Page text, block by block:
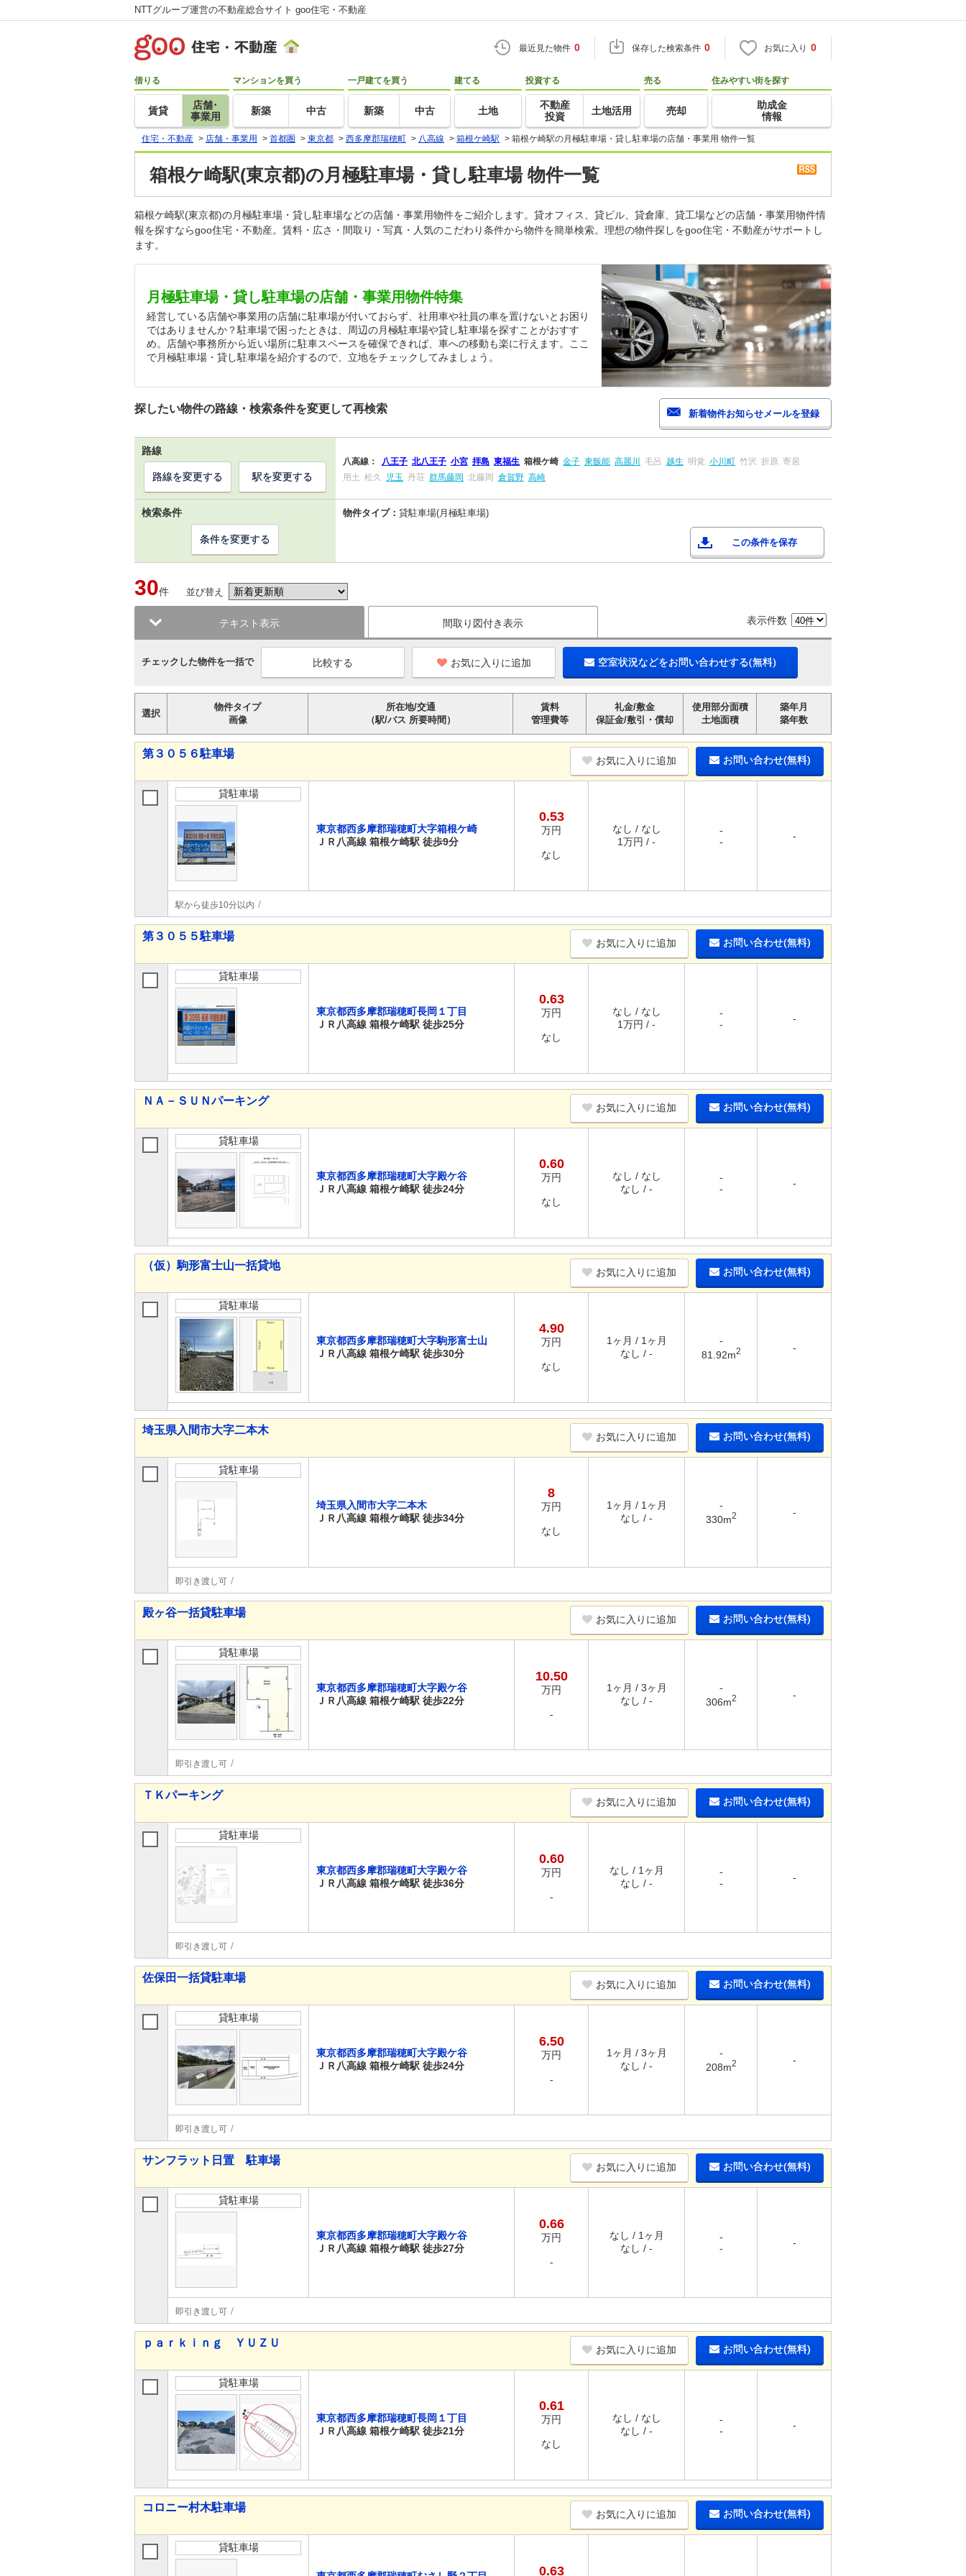
NTTグループ運営の不動産総合サイト goo住宅・不動産
最近見た物件 0 保存した検索条件 0 お気に入り 0
借りる
賃貸
店舗･
事業用
マンションを買う
新築 中古
一戸建てを買う
新築 中古
建てる
土地
投資する
不動産
投資
土地活用
売る
売却
住みやすい街を探す
助成金
情報
住宅・不動産 > 店舗・事業用 > 首都圏 > 東京都 > 西多摩郡瑞穂町 > 八高線 > 箱根ケ崎駅 > 箱根ケ崎駅の月極駐車場・貸し駐車場の店舗・事業用 物件一覧
箱根ケ崎駅(東京都)の月極駐車場・貸し駐車場 物件一覧
箱根ケ崎駅(東京都)の月極駐車場・貸し駐車場などの店舗・事業用物件をご紹介します。貸オフィス、貸ビル、貸倉庫、貸工場などの店舗・事業用物件情
報を探すならgoo住宅・不動産。賃料・広さ・間取り・写真・人気のこだわり条件から物件を簡単検索。理想の物件探しをgoo住宅・不動産がサポートし
ます。
月極駐車場・貸し駐車場の店舗・事業用物件特集
経営している店舗や事業用の店舗に駐車場が付いておらず、社用車や社員の車を置けないとお困り
ではありませんか？駐車場で困ったときは、周辺の月極駐車場や貸し駐車場を探すことがおすす
め。店舗や事務所から近い場所に駐車スペースを確保できれば、車への移動も楽に行えます。ここ
で月極駐車場・貸し駐車場を紹介するので、立地をチェックしてみましょう。
探したい物件の路線・検索条件を変更して再検索
路線
八高線： 八王子 北八王子 小宮 拝島 東福生 箱根ケ崎 金子 東飯能 高麗川 毛呂 越生 明覚 小川町 竹沢 折原 寄居
用土 松久 児玉 丹荘 群馬藤岡 北藤岡 倉賀野 高崎
路線を変更する 駅を変更する
検索条件 物件タイプ： 貸駐車場(月極駐車場)
この条件を保存
条件を変更する
30件 並び替え
テキスト表示 間取り図付き表示 表示件数
チェックした物件を一括で お気に入りに追加 空室状況などをお問い合わせする(無料)
選択
物件タイプ
画像
所在地/交通
（駅/バス 所要時間）
賃料
管理費等
礼金/敷金
保証金/敷引・償却
使用部分面積
土地面積
築年月
築年数
第３０５６駐車場
お気に入りに追加 お問い合わせ(無料)
貸駐車場
東京都西多摩郡瑞穂町大字箱根ケ崎
ＪＲ八高線 箱根ケ崎駅 徒歩9分
0.53
万円
なし
なし / なし
1万円 / -
-
-
-
駅から徒歩10分以内
第３０５５駐車場
お気に入りに追加 お問い合わせ(無料)
貸駐車場
東京都西多摩郡瑞穂町長岡１丁目
ＪＲ八高線 箱根ケ崎駅 徒歩25分
0.63
万円
なし
なし / なし
1万円 / -
-
-
-
ＮＡ－ＳＵＮパーキング
お気に入りに追加 お問い合わせ(無料)
貸駐車場
東京都西多摩郡瑞穂町大字殿ケ谷
ＪＲ八高線 箱根ケ崎駅 徒歩24分
0.60
万円
なし
なし / なし
なし / -
-
-
-
（仮）駒形富士山一括貸地
お気に入りに追加 お問い合わせ(無料)
貸駐車場
東京都西多摩郡瑞穂町大字駒形富士山
ＪＲ八高線 箱根ケ崎駅 徒歩30分
4.90
万円
なし
1ヶ月 / 1ヶ月
なし / -
-
81.92m2 -
埼玉県入間市大字二本木
お気に入りに追加 お問い合わせ(無料)
貸駐車場
埼玉県入間市大字二本木
ＪＲ八高線 箱根ケ崎駅 徒歩34分
8
万円
なし
1ヶ月 / 1ヶ月
なし / -
-
330m2 -
即引き渡し可
殿ヶ谷一括貸駐車場
お気に入りに追加 お問い合わせ(無料)
貸駐車場
東京都西多摩郡瑞穂町大字殿ケ谷
ＪＲ八高線 箱根ケ崎駅 徒歩22分
10.50
万円
-
1ヶ月 / 3ヶ月
なし / -
-
306m2 -
即引き渡し可
ＴＫパーキング
お気に入りに追加 お問い合わせ(無料)
貸駐車場
東京都西多摩郡瑞穂町大字殿ケ谷
ＪＲ八高線 箱根ケ崎駅 徒歩36分
0.60
万円
-
なし / 1ヶ月
なし / -
-
-
-
即引き渡し可
佐保田一括貸駐車場
お気に入りに追加 お問い合わせ(無料)
貸駐車場
東京都西多摩郡瑞穂町大字殿ケ谷
ＪＲ八高線 箱根ケ崎駅 徒歩24分
6.50
万円
-
1ヶ月 / 3ヶ月
なし / -
-
208m2 -
即引き渡し可
サンフラット日置 駐車場
お気に入りに追加 お問い合わせ(無料)
貸駐車場
東京都西多摩郡瑞穂町大字殿ケ谷
ＪＲ八高線 箱根ケ崎駅 徒歩27分
0.66
万円
-
なし / 1ヶ月
なし / -
-
-
-
即引き渡し可
ｐａｒｋｉｎｇ ＹＵＺＵ
お気に入りに追加 お問い合わせ(無料)
貸駐車場
東京都西多摩郡瑞穂町長岡１丁目
ＪＲ八高線 箱根ケ崎駅 徒歩21分
0.61
万円
なし
なし / なし
なし / -
-
-
-
コロニー村木駐車場
お気に入りに追加 お問い合わせ(無料)
貸駐車場
0.63